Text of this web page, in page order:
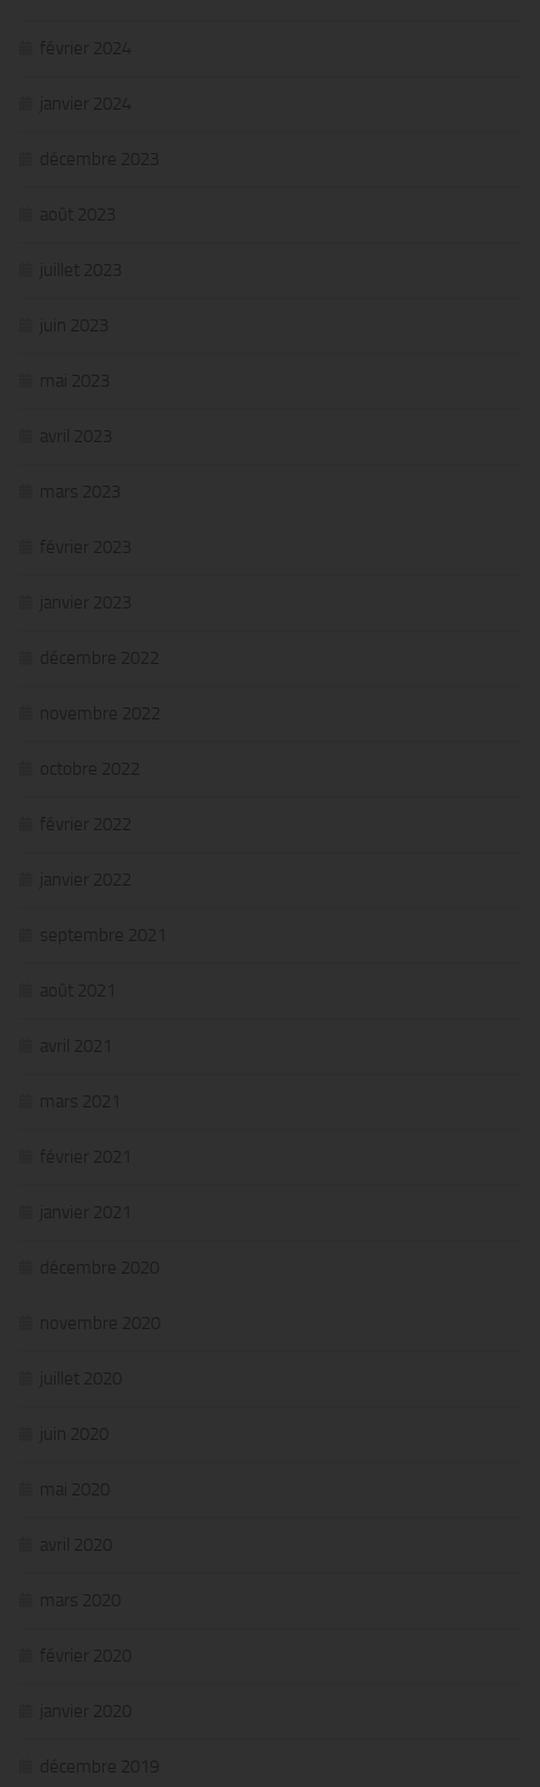
février 2024
janvier 2024
décembre 2023
août 2023
juillet 2023
juin 2023
mai 2023
avril 2023
mars 2023
février 2023
janvier 2023
décembre 2022
novembre 2022
octobre 2022
février 2022
janvier 2022
septembre 2021
août 2021
avril 2021
mars 2021
février 2021
janvier 2021
décembre 2020
novembre 2020
juillet 2020
juin 2020
mai 2020
avril 2020
mars 2020
février 2020
janvier 2020
décembre 2019